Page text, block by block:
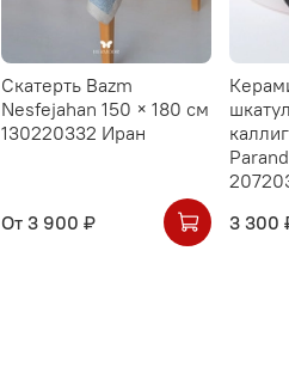
Скатерть Bazm
Nesfejahan 150 × 180 см
130220332 Иран
От 3 900 ₽
3 300